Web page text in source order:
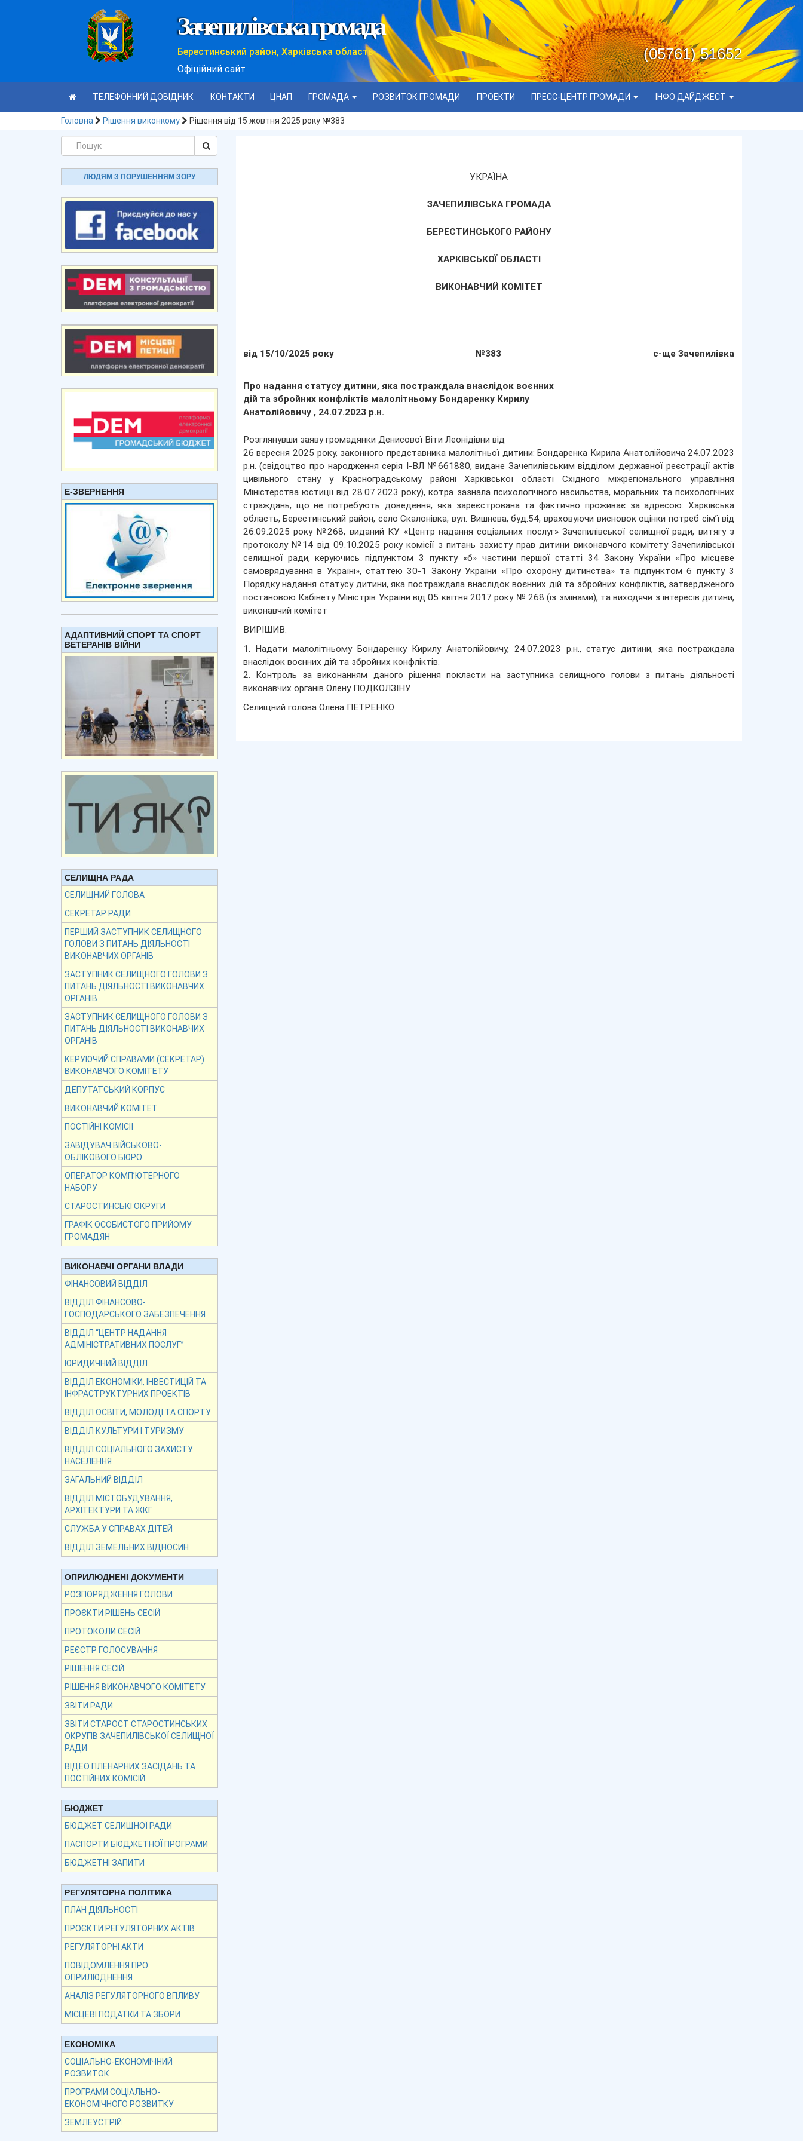
Зачепилівська громада
Берестинський район, Харківська область
Офіційний сайт
(05761) 51652
ТЕЛЕФОННИЙ ДОВІДНИК КОНТАКТИ ЦНАП ГРОМАДА РОЗВИТОК ГРОМАДИ ПРОЕКТИ ПРЕСС-ЦЕНТР ГРОМАДИ ІНФО ДАЙДЖЕСТ
Головна Рішення виконкому Рішення від 15 жовтня 2025 року №383
ЛЮДЯМ З ПОРУШЕННЯМ ЗОРУ
Е-ЗВЕРНЕННЯ
АДАПТИВНИЙ СПОРТ ТА СПОРТ
ВЕТЕРАНІВ ВІЙНИ
СЕЛИЩНА РАДА
СЕЛИЩНИЙ ГОЛОВА
СЕКРЕТАР РАДИ
ПЕРШИЙ ЗАСТУПНИК СЕЛИЩНОГО
ГОЛОВИ З ПИТАНЬ ДІЯЛЬНОСТІ
ВИКОНАВЧИХ ОРГАНІВ
ЗАСТУПНИК СЕЛИЩНОГО ГОЛОВИ З
ПИТАНЬ ДІЯЛЬНОСТІ ВИКОНАВЧИХ
ОРГАНІВ
ЗАСТУПНИК СЕЛИЩНОГО ГОЛОВИ З
ПИТАНЬ ДІЯЛЬНОСТІ ВИКОНАВЧИХ
ОРГАНІВ
КЕРУЮЧИЙ СПРАВАМИ (СЕКРЕТАР)
ВИКОНАВЧОГО КОМІТЕТУ
ДЕПУТАТСЬКИЙ КОРПУС
ВИКОНАВЧИЙ КОМІТЕТ
ПОСТІЙНІ КОМІСІЇ
ЗАВІДУВАЧ ВІЙСЬКОВО-
ОБЛІКОВОГО БЮРО
ОПЕРАТОР КОМП’ЮТЕРНОГО
НАБОРУ
СТАРОСТИНСЬКІ ОКРУГИ
ГРАФІК ОСОБИСТОГО ПРИЙОМУ
ГРОМАДЯН
ВИКОНАВЧІ ОРГАНИ ВЛАДИ
ФІНАНСОВИЙ ВІДДІЛ
ВІДДІЛ ФІНАНСОВО-
ГОСПОДАРСЬКОГО ЗАБЕЗПЕЧЕННЯ
ВІДДІЛ “ЦЕНТР НАДАННЯ
АДМІНІСТРАТИВНИХ ПОСЛУГ”
ЮРИДИЧНИЙ ВІДДІЛ
ВІДДІЛ ЕКОНОМІКИ, ІНВЕСТИЦІЙ ТА
ІНФРАСТРУКТУРНИХ ПРОЕКТІВ
ВІДДІЛ ОСВІТИ, МОЛОДІ ТА СПОРТУ
ВІДДІЛ КУЛЬТУРИ І ТУРИЗМУ
ВІДДІЛ СОЦІАЛЬНОГО ЗАХИСТУ
НАСЕЛЕННЯ
ЗАГАЛЬНИЙ ВІДДІЛ
ВІДДІЛ МІСТОБУДУВАННЯ,
АРХІТЕКТУРИ ТА ЖКГ
СЛУЖБА У СПРАВАХ ДІТЕЙ
ВІДДІЛ ЗЕМЕЛЬНИХ ВІДНОСИН
ОПРИЛЮДНЕНІ ДОКУМЕНТИ
РОЗПОРЯДЖЕННЯ ГОЛОВИ
ПРОЄКТИ РІШЕНЬ СЕСІЙ
ПРОТОКОЛИ СЕСІЙ
РЕЄСТР ГОЛОСУВАННЯ
РІШЕННЯ СЕСІЙ
РІШЕННЯ ВИКОНАВЧОГО КОМІТЕТУ
ЗВІТИ РАДИ
ЗВІТИ СТАРОСТ СТАРОСТИНСЬКИХ
ОКРУГІВ ЗАЧЕПИЛІВСЬКОЇ СЕЛИЩНОЇ
РАДИ
ВІДЕО ПЛЕНАРНИХ ЗАСІДАНЬ ТА
ПОСТІЙНИХ КОМІСІЙ
БЮДЖЕТ
БЮДЖЕТ СЕЛИЩНОЇ РАДИ
ПАСПОРТИ БЮДЖЕТНОЇ ПРОГРАМИ
БЮДЖЕТНІ ЗАПИТИ
РЕГУЛЯТОРНА ПОЛІТИКА
ПЛАН ДІЯЛЬНОСТІ
ПРОЄКТИ РЕГУЛЯТОРНИХ АКТІВ
РЕГУЛЯТОРНІ АКТИ
ПОВІДОМЛЕННЯ ПРО
ОПРИЛЮДНЕННЯ
АНАЛІЗ РЕГУЛЯТОРНОГО ВПЛИВУ
МІСЦЕВІ ПОДАТКИ ТА ЗБОРИ
ЕКОНОМІКА
СОЦІАЛЬНО-ЕКОНОМІЧНИЙ
РОЗВИТОК
ПРОГРАМИ СОЦІАЛЬНО-
ЕКОНОМІЧНОГО РОЗВИТКУ
ЗЕМЛЕУСТРІЙ
УКРАЇНА
ЗАЧЕПИЛІВСЬКА ГРОМАДА
БЕРЕСТИНСЬКОГО РАЙОНУ
ХАРКІВСЬКОЇ ОБЛАСТІ
ВИКОНАВЧИЙ КОМІТЕТ
від 15/10/2025 року №383 с-ще Зачепилівка
Про надання статусу дитини, яка постраждала внаслідок воєнних
дій та збройних конфліктів малолітньому Бондаренку Кирилу
Анатолійовичу , 24.07.2023 р.н.
Розглянувши заяву громадянки Денисової Віти Леонідівни від
26 вересня 2025 року, законного представника малолітньої дитини: Бондаренка Кирила Анатолійовича 24.07.2023
р.н. (свідоцтво про народження серія І-ВЛ №661880, видане Зачепилівським відділом державної реєстрації актів
цивільного стану у Красноградському районі Харківської області Східного міжрегіонального управління
Міністерства юстиції від 28.07.2023 року), котра зазнала психологічного насильства, моральних та психологічних
страждань, що не потребують доведення, яка зареєстрована та фактично проживає за адресою: Харківська
область, Берестинський район, село Скалонівка, вул. Вишнева, буд.54, враховуючи висновок оцінки потреб сім’ї від
26.09.2025 року №268, виданий КУ «Центр надання соціальних послуг» Зачепилівської селищної ради, витягу з
протоколу №14 від 09.10.2025 року комісії з питань захисту прав дитини виконавчого комітету Зачепилівської
селищної ради, керуючись підпунктом 3 пункту «б» частини першої статті 34 Закону України «Про місцеве
самоврядування в Україні», статтею 30-1 Закону України «Про охорону дитинства» та підпунктом 6 пункту 3
Порядку надання статусу дитини, яка постраждала внаслідок воєнних дій та збройних конфліктів, затвердженого
постановою Кабінету Міністрів України від 05 квітня 2017 року № 268 (із змінами), та виходячи з інтересів дитини,
виконавчий комітет
ВИРІШИВ:
1. Надати малолітньому Бондаренку Кирилу Анатолійовичу, 24.07.2023 р.н., статус дитини, яка постраждала
внаслідок воєнних дій та збройних конфліктів.
2. Контроль за виконанням даного рішення покласти на заступника селищного голови з питань діяльності
виконавчих органів Олену ПОДКОЛЗІНУ.
Селищний голова Олена ПЕТРЕНКО